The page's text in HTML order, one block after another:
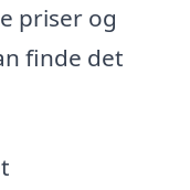
priser og
finde det